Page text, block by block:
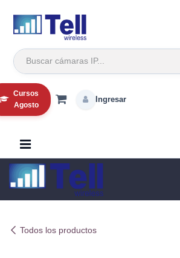
Cursos
Agosto
Ingresar
Todos los productos